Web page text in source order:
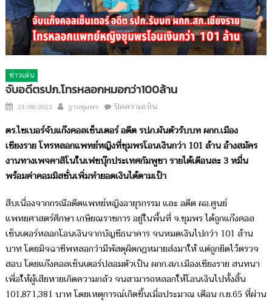
ข่าวเด่น
จับอดีตรปภ.โทรหลอกหมอกว่า100ล้าน
Posted
21/08/2023 Author
ฐานชุมพร ปิดความเห็นบน
อดีต
รปภ.โทร
หลอก
หมอก
ตร.ไซเบอร์จับแก๊งคอลเซ็นเตอร์ อดีต รปภ.ผันตัวรับบท ผกก.เมือง
เชียงราย โทรหลอกแพทย์หญิงที่ชุมพรโอนเงินกว่า 101 ล้าน อ้างสมัคร
งานทางเพจคาสิโนในเฟชบุ๊กประเทศกัมพูชา รายได้เดือนละ 3 หมื่น
พร้อมค่าคอมมิสชั่นเพิ่มทำยอดเงินได้ตามเป้า
สืบเนื่องจากกรณีอดีตแพทย์หญิงอายุรกรรม และ อดีต ผอ.ศูนย์
แพทยศาสตร์ศึกษา เกษียณราชการ อยู่ในพื้นที่ จ.ชุมพร ได้ถูกแก๊งคอล
เซ็นเตอร์หลอกโอนเงินจากบัญชีธนาคาร จนหมดเงินไปกว่า 101 ล้าน
บาท โดยมิจฉาชีพหลอกว่ามีพัสดุผิดกฎหมายส่งมาให้ แต่ถูกยึดไว้ตรวจ
สอบ โดยแก๊งคอลเซ็นเตอร์ปลอมตัวเป็น ผกก.สภ.เมืองเชียงราย สนทนา
เพื่อให้ผู้เสียหายเกิดความกลัว จนสามารถหลอกให้โอนเงินไปทั้งสิ้น
101,871,381 บาท โดยเหตุการณ์เกิดขึ้นเมื่อประมาณ เดือน ก.ย.65 ที่ผ่าน